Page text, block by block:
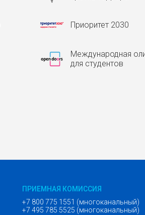
Приоритет 2030
Международная
для студентов
ПРИЕМНАЯ КОМИССИЯ
+7 800 775 1551 (многоканальный)
+7 495 785 5525 (многоканальный)